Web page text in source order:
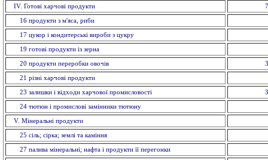
IV. Готові харчові продукти
16 продукти з м'яса, риби
17 цукор і кондитерські вироби з цукру
19 готові продукти із зерна
20 продукти переробки овочів
21 різні харчові продукти
23 залишки і відходи харчової промисловості
24 тютюн і промислові замінники тютюну
V. Мiнеральнi продукти
25 сіль; сірка; землі та каміння
27 палива мінеральні; нафта і продукти її перегонки